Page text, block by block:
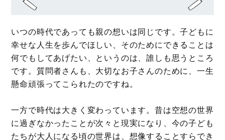
いつの時代であっても親の想いは同じです。子どもに
幸せな人生を歩んでほしい、そのためにできることは
何でもしてあげたい、というのは、誰しも思うところ
です。質問者さんも、大切なお子さんのために、一生
懸命頑張ってこられたのですね。
一方で時代は大きく変わっています。昔は空想の世界
に過ぎなかったことが次々と現実になり、今の子ども
たちが大人になる頃の世界は、想像することすらでき